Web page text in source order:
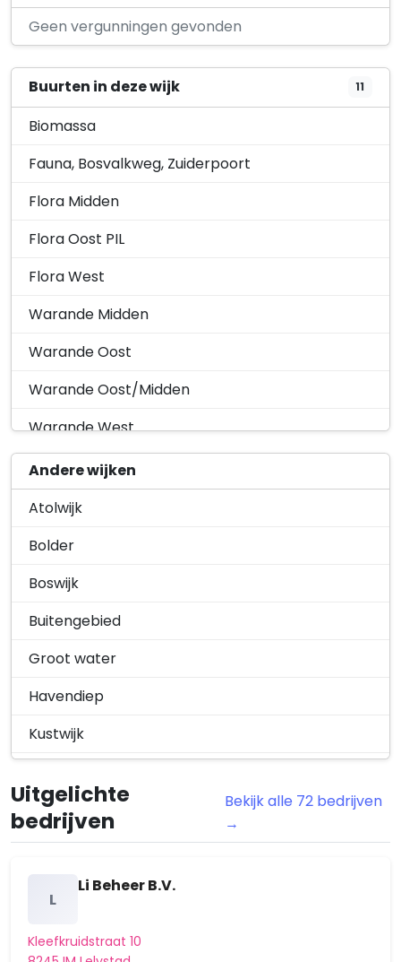
Geen vergunningen gevonden
Buurten in deze wijk 11
Biomassa
Fauna, Bosvalkweg, Zuiderpoort
Flora Midden
Flora Oost PIL
Flora West
Warande Midden
Warande Oost
Warande Oost/Midden
Warande West
Warande Zuid
Woonhavenpad
Andere wijken
Atolwijk
Bolder
Boswijk
Buitengebied
Groot water
Havendiep
Kustwijk
Stadshart
Warande
Waterwijk-Landerijen
Uitgelichte
bedrijven
Bekijk alle 72 bedrijven
→
L
Li Beheer B.V.
Kleefkruidstraat 10